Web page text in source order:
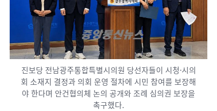
진보당 전남광주통합특별시의원 당선자들이 시청·시의
회 소재지 결정과 의회 운영 절차에 시민 참여를 보장해
야 한다며 안건협의체 논의 공개와 조례 심의권 보장을
촉구했다.